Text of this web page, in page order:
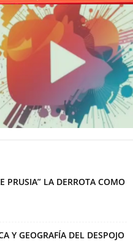
PRUSIA” LA DERROTA COMO
Y GEOGRAFÍA DEL DESPOJO